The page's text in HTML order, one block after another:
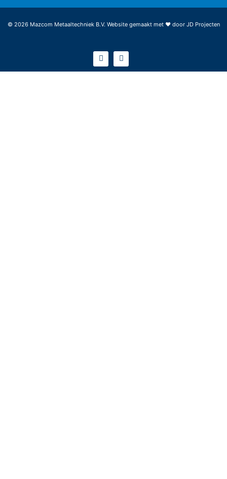
© 2026 Mazcom Metaaltechniek B.V. Website gemaakt met ♥ door JD Projecten